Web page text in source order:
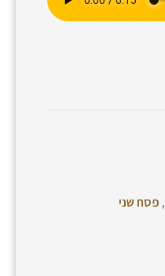
, פסח שני